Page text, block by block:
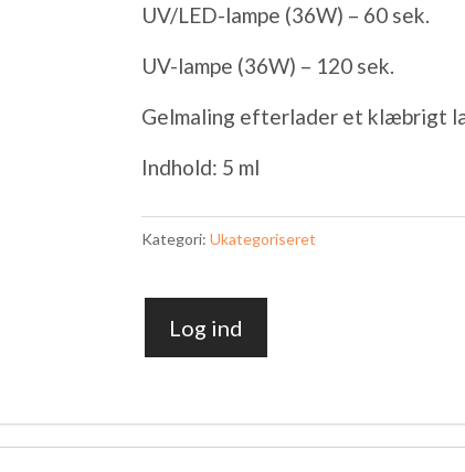
UV/LED-lampe (36W) – 60 sek.
UV-lampe (36W) – 120 sek.
Gelmaling efterlader et klæbrigt
Indhold: 5 ml
Kategori:Ukategoriseret
Paint
07
Log ind